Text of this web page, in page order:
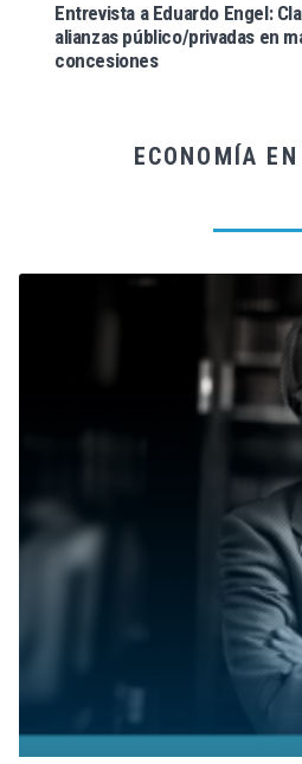
Entrevista a Eduardo Engel:
alianzas público/privadas en
concesiones
ECONOMÍA